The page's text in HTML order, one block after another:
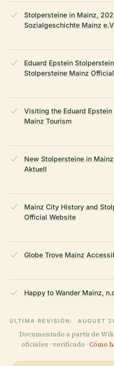
Stolpersteine in Mainz,
Sozialgeschichte Mainz e.V
Eduard Epstein
Stolpersteine Mainz
Visiting the Eduard
Mainz Tourism
New Stolpersteine in
Aktuell
Mainz City History and
Official Website
Globe Trove Mainz
Happy to Wander Mainz,
ÚLTIMA REVISIÓN: AUGUST
Documentado a partir de
oficiales · verificado · Cómo